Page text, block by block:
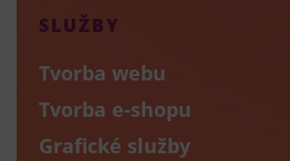
SLUŽBY
Tvorba webu
Tvorba e-shopu
Grafické služby